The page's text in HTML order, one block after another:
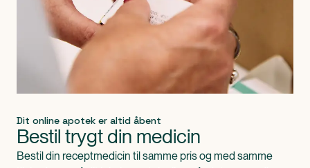
Dit online apotek er altid åbent
Bestil trygt din medicin
Bestil din receptmedicin til samme pris og med samme